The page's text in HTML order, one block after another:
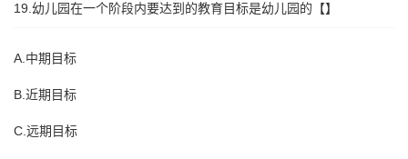
19.幼儿园在一个阶段内要达到的教育目标是幼儿园的【】
A.中期目标
B.近期目标
C.远期目标